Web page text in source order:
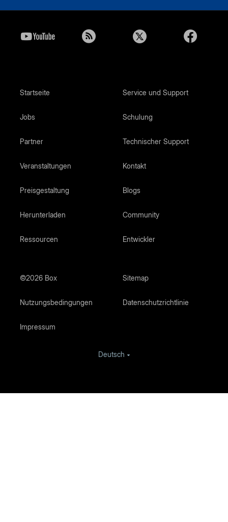
Startseite
Jobs
Partner
Veranstaltungen
Preisgestaltung
Herunterladen
Ressourcen
Service und Support
Schulung
Technischer Support
Kontakt
Blogs
Community
Entwickler
©2026 Box Sitemap
Nutzungsbedingungen Datenschutzrichtlinie
Impressum
Deutsch